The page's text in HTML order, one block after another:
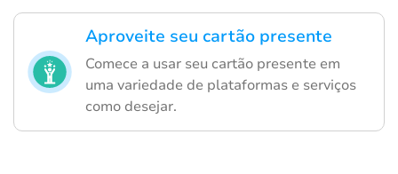
Aproveite seu cartão presente
Comece a usar seu cartão presente em
uma variedade de plataformas e serviços
como desejar.